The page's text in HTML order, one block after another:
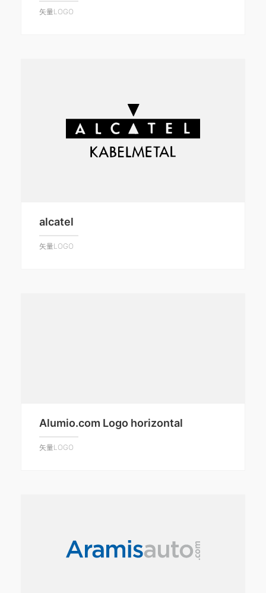
矢量LOGO
alcatel
矢量LOGO
Alumio.com Logo horizontal
矢量LOGO